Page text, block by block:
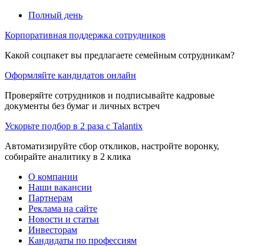
Полный день
Корпоративная поддержка сотрудников
Какой соцпакет вы предлагаете семейным сотрудникам?
Оформляйте кандидатов онлайн
Проверяйте сотрудников и подписывайте кадровые
документы без бумаг и личных встреч
Ускорьте подбор в 2 раза с Talantix
Автоматизируйте сбор откликов, настройте воронку,
собирайте аналитику в 2 клика
О компании
Наши вакансии
Партнерам
Реклама на сайте
Новости и статьи
Инвесторам
Кандидаты по профессиям